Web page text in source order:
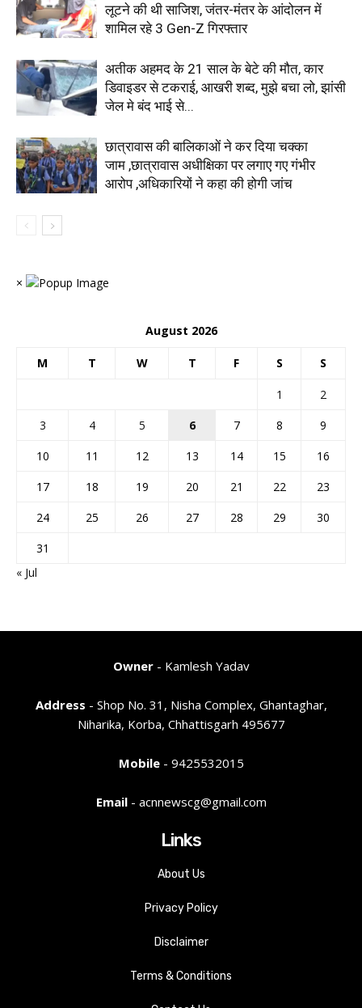
लूटने की थी साजिश, जंतर-मंतर के आंदोलन में
शामिल रहे 3 Gen-Z गिरफ्तार
अतीक अहमद के 21 साल के बेटे की मौत, कार
डिवाइडर से टकराई, आखरी शब्द, मुझे बचा लो, झांसी
जेल मे बंद भाई से...
छात्रावास की बालिकाओं ने कर दिया चक्का
जाम ,छात्रावास अधीक्षिका पर लगाए गए गंभीर
आरोप ,अधिकारियों ने कहा की होगी जांच
×
August 2026
M T W T F S S
1
2
3
4 5 6 7 8
9
10
11 12 13 14 15
16
17
18 19 20 21 22
23
24
25 26 27 28 29
30
31
« Jul
Owner- Kamlesh Yadav
Address - Shop No. 31, Nisha Complex, Ghantaghar,
Niharika, Korba, Chhattisgarh 495677
Mobile- 9425532015
Email- acnnewscg@gmail.com
Links
About Us
Privacy Policy
Disclaimer
Terms & Conditions